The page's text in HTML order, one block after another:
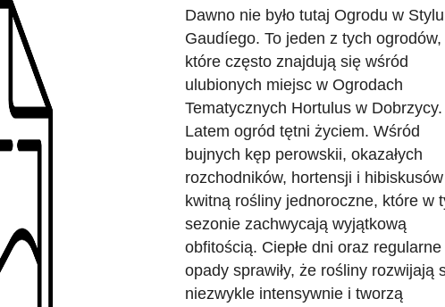
Dawno nie było tutaj Ogrodu w Stylu
Gaudíego. To jeden z tych ogrodów,
które często znajdują się wśród
ulubionych miejsc w Ogrodach
Tematycznych Hortulus w Dobrzycy.
Latem ogród tętni życiem. Wśród
bujnych kęp perowskii, okazałych
rozchodników, hortensji i hibiskusów
kwitną rośliny jednoroczne, które w
sezonie zachwycają wyjątkową
obfitością. Ciepłe dni oraz regularne
opady sprawiły, że rośliny rozwijają
niezwykle intensywnie i tworzą